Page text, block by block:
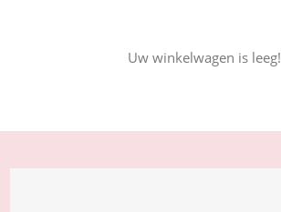
Uw winkelwagen is leeg!